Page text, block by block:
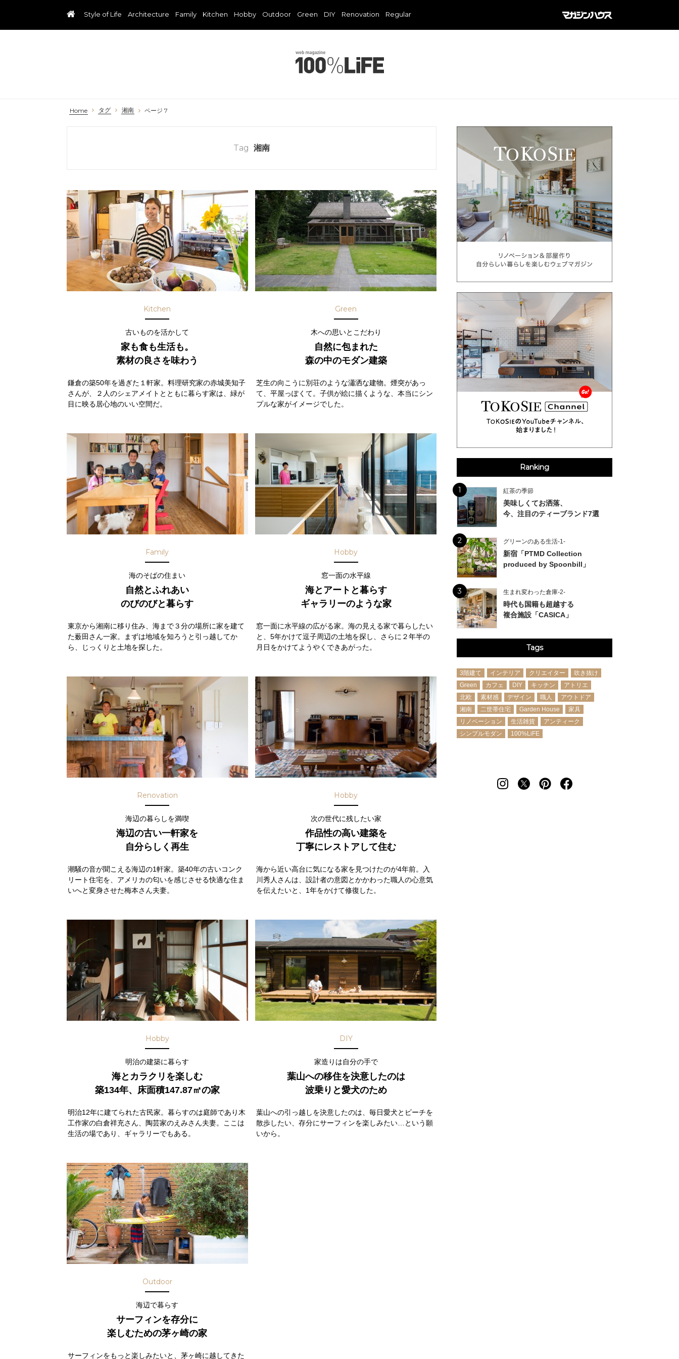
Style of Life Architecture Family Kitchen Hobby Outdoor Green DIY Renovation Regular
Home タグ 湘南 ページ 7
Tag 湘南
Kitchen
古いものを活かして
家も食も生活も。
素材の良さを味わう
鎌倉の築50年を過ぎた１軒家。料理研究家の赤城美知子
さんが、２人のシェアメイトとともに暮らす家は、緑が
目に映る居心地のいい空間だ。
Green
木への思いとこだわり
自然に包まれた
森の中のモダン建築
芝生の向こうに別荘のような瀟洒な建物。煙突があっ
て、平屋っぽくて。子供が絵に描くような、本当にシン
プルな家がイメージでした。
Family
海のそばの住まい
自然とふれあい
のびのびと暮らす
東京から湘南に移り住み、海まで３分の場所に家を建て
た薮田さん一家。まずは地域を知ろうと引っ越してか
ら、じっくりと土地を探した。
Hobby
窓一面の水平線
海とアートと暮らす
ギャラリーのような家
窓一面に水平線の広がる家。海の見える家で暮らしたい
と、5年かけて逗子周辺の土地を探し、さらに２年半の
月日をかけてようやくできあがった。
Renovation
海辺の暮らしを満喫
海辺の古い一軒家を
自分らしく再生
潮騒の音が聞こえる海辺の1軒家。築40年の古いコンク
リート住宅を、アメリカの匂いを感じさせる快適な住ま
いへと変身させた梅本さん夫妻。
Hobby
次の世代に残したい家
作品性の高い建築を
丁寧にレストアして住む
海から近い高台に気になる家を見つけたのが4年前。入
川秀人さんは、設計者の意図とかかわった職人の心意気
を伝えたいと、1年をかけて修復した。
Hobby
明治の建築に暮らす
海とカラクリを楽しむ
築134年、床面積147.87㎡の家
明治12年に建てられた古民家。暮らすのは庭師であり木
工作家の白倉祥充さん、陶芸家のえみさん夫妻。ここは
生活の場であり、ギャラリーでもある。
DIY
家造りは自分の手で
葉山への移住を決意したのは
波乗りと愛犬のため
葉山への引っ越しを決意したのは、毎日愛犬とビーチを
散歩したい、存分にサーフィンを楽しみたい…という願
いから。
Outdoor
海辺で暮らす
サーフィンを存分に
楽しむための茅ヶ崎の家
サーフィンをもっと楽しみたいと、茅ヶ崎に越してきた
Ranking
1 紅茶の季節
美味しくてお洒落、
今、注目のティーブランド7選
2 グリーンのある生活-1-
新宿「PTMD Collection
produced by Spoonbill」
3 生まれ変わった倉庫-2-
時代も国籍も超越する
複合施設「CASICA」
Tags
3階建て インテリア クリエイター
吹き抜け
Green
カフェ DIY キッチン
アトリエ
北欧
素材感 デザイン 職人
アウトドア
湘南
二世帯住宅 Garden House
家具
リノベーション
生活雑貨
アンティーク
シンプルモダン
100%LiFE